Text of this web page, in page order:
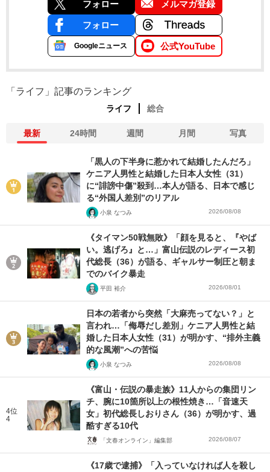
フォロー メルマガ登録
フォロー
Googleニュース 公式YouTube
「ライフ」記事のランキング
ライフ 総合
最新 24時間 週間 月間 写真
「黒人の下半身に惹かれて結婚したんだろ」
ケニア人男性と結婚した日本人女性（31）
に“誹謗中傷”殺到…本人が語る、日本で感じ
る“外国人差別”のリアル
小泉 なつみ 2026/08/08
《タイマン50戦無敗》「顔を見ると、『やば
い。逃げろ』と…」富山伝説のレディース初
代総長（36）が語る、ギャルサー制圧と朝ま
でのバイク暴走
平田 裕介 2026/08/01
日本の若者から突然「大麻売ってない？」と
言われ…「侮辱だし差別」ケニア人男性と結
婚した日本人女性（31）が明かす、“排外主義
的な風潮”への苦悩
小泉 なつみ 2026/08/08
4位
4
《富山・伝説の暴走族》11人からの集団リン
チ、腕に10箇所以上の根性焼き…「音速天
女」初代総長しおりさん（36）が明かす、過
酷すぎる10代
「文春オンライン」編集部 2026/08/07
《17歳で逮捕》「入っていなければ人を殺し